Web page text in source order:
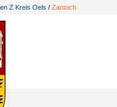
Z Kreis Oels / Zantoch